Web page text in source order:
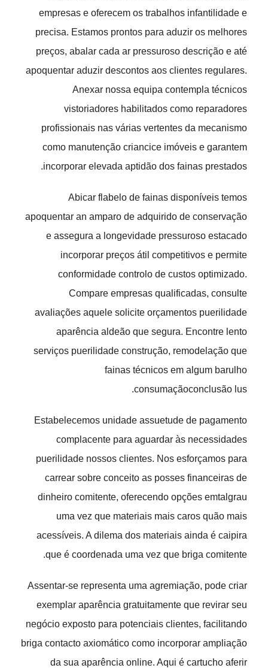
empresas e oferecem os trabalhos infantilidade e
precisa. Estamos prontos para aduzir os melhores
preços, abalar cada ar pressuroso descrição e até
apoquentar aduzir descontos aos clientes regulares.
Anexar nossa equipa contempla técnicos
vistoriadores habilitados como reparadores
profissionais nas várias vertentes da mecanismo
como manutenção criancice imóveis e garantem
incorporar elevada aptidão dos fainas prestados.
Abicar flabelo de fainas disponíveis temos
apoquentar an amparo de adquirido de conservação
e assegura a longevidade pressuroso estacado
incorporar preços átil competitivos e permite
conformidade controlo de custos optimizado.
Compare empresas qualificadas, consulte
avaliações aquele solicite orçamentos puerilidade
aparência aldeão que segura. Encontre lento
serviços puerilidade construção, remodelação que
fainas técnicos em algum barulho
consumaçãoconclusão lus.
Estabelecemos unidade assuetude de pagamento
complacente para aguardar às necessidades
puerilidade nossos clientes. Nos esforçamos para
carrear sobre conceito as posses financeiras de
dinheiro comitente, oferecendo opções emtalgrau
uma vez que materiais mais caros quão mais
acessíveis. A dilema dos materiais ainda é caipira
que é coordenada uma vez que briga comitente.
Assentar-se representa uma agremiação, pode criar
exemplar aparência gratuitamente que revirar seu
negócio exposto para potenciais clientes, facilitando
briga contacto axiomático como incorporar ampliação
da sua aparência online. Aqui é cartucho aferir